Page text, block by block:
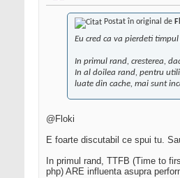
Postat în original de
Eu cred ca va pierdeti
In primul rand, cresterea,
In al doilea rand, pentru
luate din cache, mai sunt
@Floki
E foarte discutabil ce spui tu.
In primul rand, TTFB (Time to
php) ARE influenta asupra